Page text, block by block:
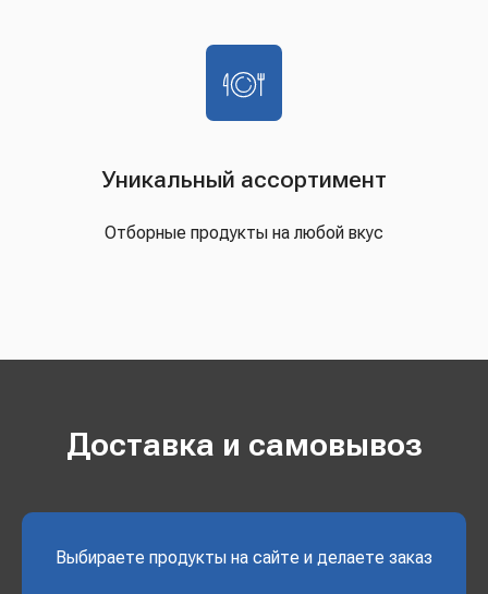
Уникальный ассортимент
Отборные продукты на любой вкус
Доставка и самовывоз
Выбираете продукты на сайте и делаете заказ